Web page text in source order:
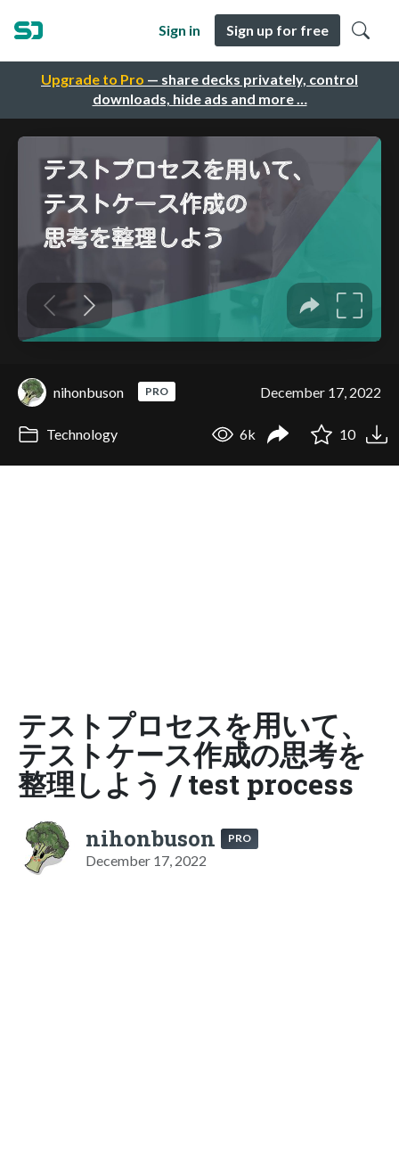
Upgrade to Pro — share decks privately, control
downloads, hide ads and more …
Sign in Sign up for free
nihonbuson PRO December 17, 2022
Technology 6k 10
テストプロセスを用いて、
テストケース作成の思考を
整理しよう / test process
nihonbuson PRO
December 17, 2022